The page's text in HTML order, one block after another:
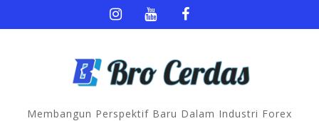
Membangun Perspektif Baru Dalam Industri Forex